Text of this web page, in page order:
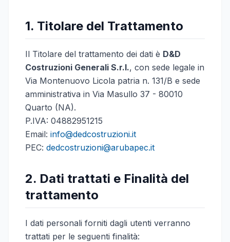
1. Titolare del Trattamento
Il Titolare del trattamento dei dati è D&D
Costruzioni Generali S.r.l., con sede legale in
Via Montenuovo Licola patria n. 131/B e sede
amministrativa in Via Masullo 37 - 80010
Quarto (NA).
P.IVA: 04882951215
Email: info@dedcostruzioni.it
PEC: dedcostruzioni@arubapec.it
2. Dati trattati e Finalità del
trattamento
I dati personali forniti dagli utenti verranno
trattati per le seguenti finalità: